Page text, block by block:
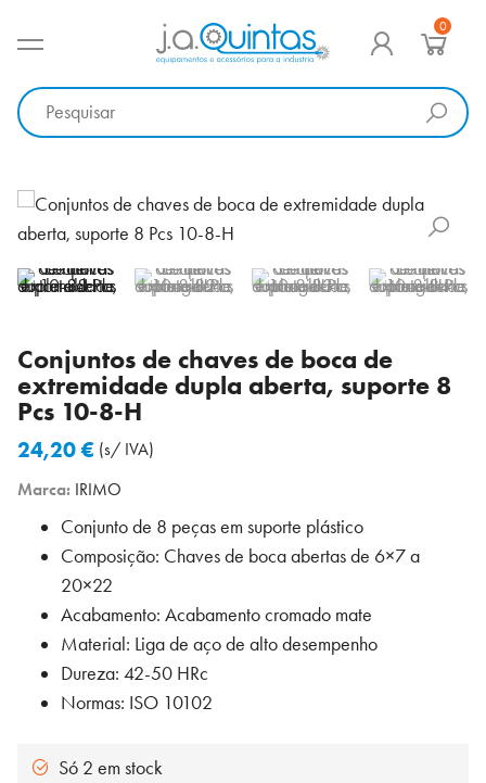
para
conteúdo
0
Conjuntos de chaves de boca de
extremidade dupla aberta, suporte 8
Pcs 10-8-H
24,20€ (s/ IVA)
Marca: IRIMO
Conjunto de 8 peças em suporte plástico
Composição: Chaves de boca abertas de 6×7 a
20×22
Acabamento: Acabamento cromado mate
Material: Liga de aço de alto desempenho
Dureza: 42-50 HRc
Normas: ISO 10102
Só 2 em stock